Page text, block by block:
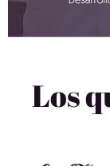
Los